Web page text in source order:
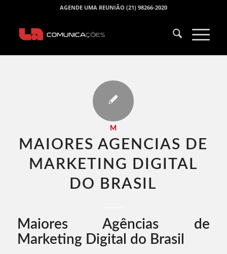
AGENDE UMA REUNIÃO (21) 98266-2020
M
MAIORES AGENCIAS DE
MARKETING DIGITAL
DO BRASIL​
Maiores Agências de
Marketing Digital do Brasil